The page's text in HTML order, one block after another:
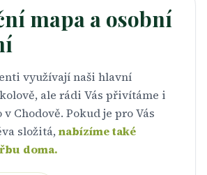
mapa a osobní
využívají naši hlavní
ale rádi Vás přivítáme i
Chodově. Pokud je pro Vás
složitá,nabízíme také
doma.